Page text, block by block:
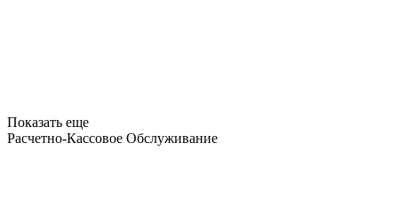
Показать еще
Расчетно-Кассовое Обслуживание